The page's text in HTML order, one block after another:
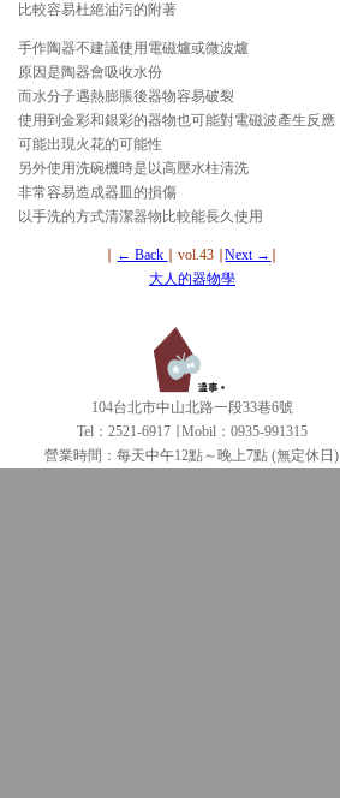
比較容易杜絕油污的附著
手作陶器不建議使用電磁爐或微波爐
原因是陶器會吸收水份
而水分子遇熱膨脹後器物容易破裂
使用到金彩和銀彩的器物也可能對電磁波產生反應
可能出現火花的可能性
另外使用洗碗機時是以高壓水柱清洗
非常容易造成器皿的損傷
以手洗的方式清潔器物比較能長久使用
← Back ∣ vol.43 ∣Next →
大人的器物學
104台北市中山北路一段33巷6號
Tel：2521-6917 ∣ Mobil：0935-991315
營業時間：每天中午12點～晚上7點 (無定休日)